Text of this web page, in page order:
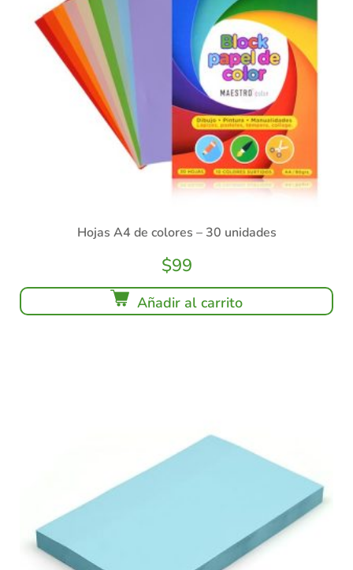
Hojas A4 de colores – 30 unidades
$99
Añadir al carrito